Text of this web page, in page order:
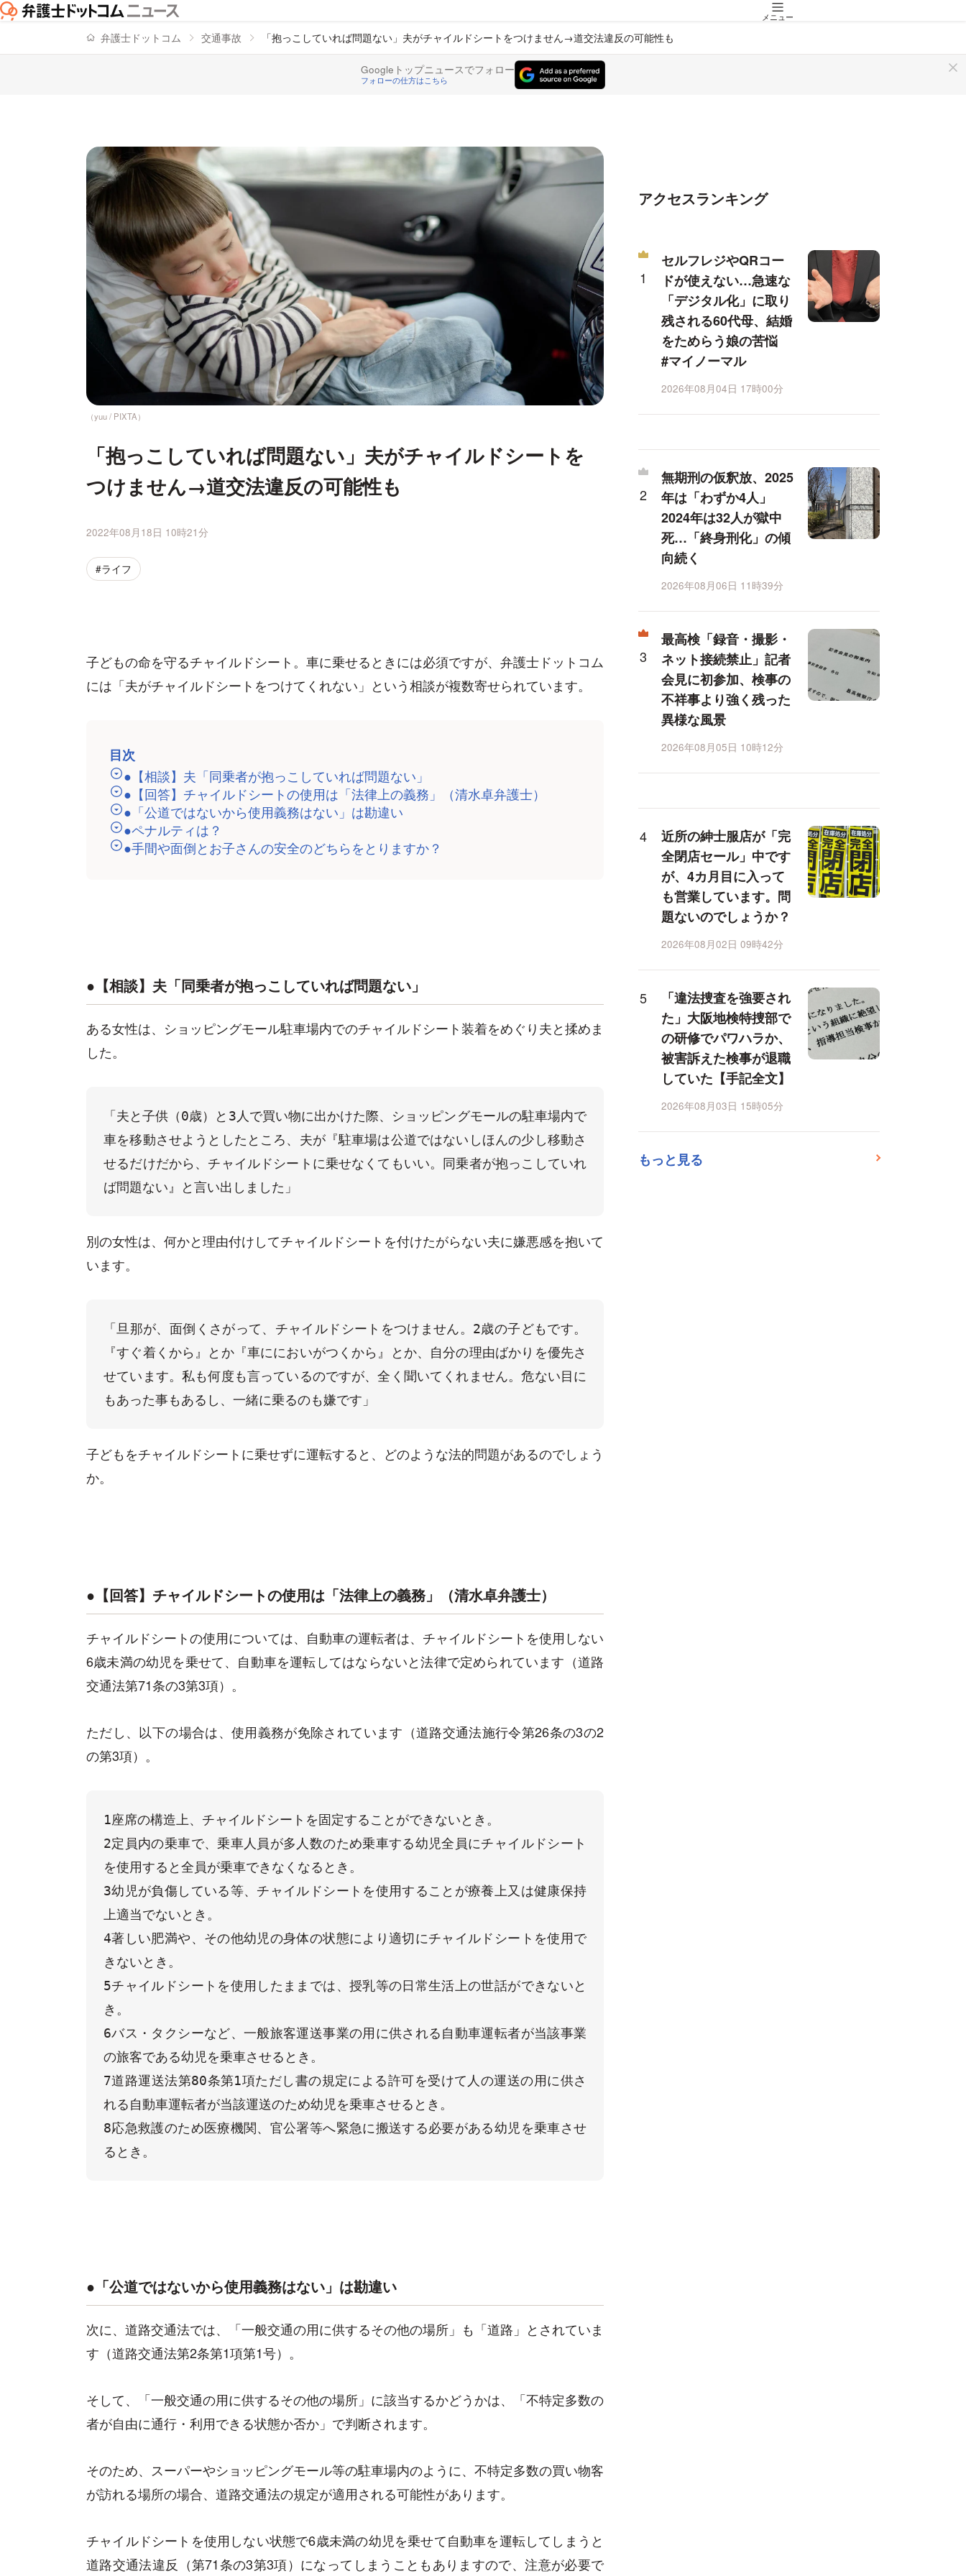
メニュー
弁護士ドットコム 交通事故 「抱っこしていれば問題ない」夫がチャイルドシートをつけません→道交法違反の可能性も
Googleトップニュースでフォロー
フォローの仕方はこちら
（yuu / PIXTA）
「抱っこしていれば問題ない」夫がチャイルドシートを
つけません→道交法違反の可能性も
2022年08月18日 10時21分
#ライフ
子どもの命を守るチャイルドシート。車に乗せるときには必須ですが、弁護士ドットコム
には「夫がチャイルドシートをつけてくれない」という相談が複数寄せられています。
目次
●【相談】夫「同乗者が抱っこしていれば問題ない」
●【回答】チャイルドシートの使用は「法律上の義務」（清水卓弁護士）
●「公道ではないから使用義務はない」は勘違い
●ペナルティは？
●手間や面倒とお子さんの安全のどちらをとりますか？
●【相談】夫「同乗者が抱っこしていれば問題ない」
ある女性は、ショッピングモール駐車場内でのチャイルドシート装着をめぐり夫と揉めま
した。
「夫と子供（0歳）と3人で買い物に出かけた際、ショッピングモールの駐車場内で
車を移動させようとしたところ、夫が『駐車場は公道ではないしほんの少し移動さ
せるだけだから、チャイルドシートに乗せなくてもいい。同乗者が抱っこしていれ
ば問題ない』と言い出しました」
別の女性は、何かと理由付けしてチャイルドシートを付けたがらない夫に嫌悪感を抱いて
います。
「旦那が、面倒くさがって、チャイルドシートをつけません。2歳の子どもです。
『すぐ着くから』とか『車ににおいがつくから』とか、自分の理由ばかりを優先さ
せています。私も何度も言っているのですが、全く聞いてくれません。危ない目に
もあった事もあるし、一緒に乗るのも嫌です」
子どもをチャイルドシートに乗せずに運転すると、どのような法的問題があるのでしょう
か。
●【回答】チャイルドシートの使用は「法律上の義務」（清水卓弁護士）
チャイルドシートの使用については、自動車の運転者は、チャイルドシートを使用しない
6歳未満の幼児を乗せて、自動車を運転してはならないと法律で定められています（道路
交通法第71条の3第3項）。
ただし、以下の場合は、使用義務が免除されています（道路交通法施行令第26条の3の2
の第3項）。
1座席の構造上、チャイルドシートを固定することができないとき。
2定員内の乗車で、乗車人員が多人数のため乗車する幼児全員にチャイルドシート
を使用すると全員が乗車できなくなるとき。
3幼児が負傷している等、チャイルドシートを使用することが療養上又は健康保持
上適当でないとき。
4著しい肥満や、その他幼児の身体の状態により適切にチャイルドシートを使用で
きないとき。
5チャイルドシートを使用したままでは、授乳等の日常生活上の世話ができないと
き。
6バス・タクシーなど、一般旅客運送事業の用に供される自動車運転者が当該事業
の旅客である幼児を乗車させるとき。
7道路運送法第80条第1項ただし書の規定による許可を受けて人の運送の用に供さ
れる自動車運転者が当該運送のため幼児を乗車させるとき。
8応急救護のため医療機関、官公署等へ緊急に搬送する必要がある幼児を乗車させ
るとき。
●「公道ではないから使用義務はない」は勘違い
次に、道路交通法では、「一般交通の用に供するその他の場所」も「道路」とされていま
す（道路交通法第2条第1項第1号）。
そして、「一般交通の用に供するその他の場所」に該当するかどうかは、「不特定多数の
者が自由に通行・利用できる状態か否か」で判断されます。
そのため、スーパーやショッピングモール等の駐車場内のように、不特定多数の買い物客
が訪れる場所の場合、道路交通法の規定が適用される可能性があります。
チャイルドシートを使用しない状態で6歳未満の幼児を乗せて自動車を運転してしまうと
道路交通法違反（第71条の3第3項）になってしまうこともありますので、注意が必要で
アクセスランキング
セルフレジやQRコー
ドが使えない…急速な
「デジタル化」に取り
残される60代母、結婚
をためらう娘の苦悩
#マイノーマル
2026年08月04日 17時00分
無期刑の仮釈放、2025
年は「わずか4人」
2024年は32人が獄中
死…「終身刑化」の傾
向続く
2026年08月06日 11時39分
最高検「録音・撮影・
ネット接続禁止」記者
会見に初参加、検事の
不祥事より強く残った
異様な風景
2026年08月05日 10時12分
近所の紳士服店が「完
全閉店セール」中です
が、4カ月目に入って
も営業しています。問
題ないのでしょうか？
2026年08月02日 09時42分
「違法捜査を強要され
た」大阪地検特捜部で
の研修でパワハラか、
被害訴えた検事が退職
していた【手記全文】
2026年08月03日 15時05分
もっと見る